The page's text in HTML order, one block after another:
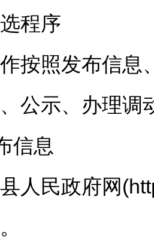
程序
照发布信息
公示、办理调
息
县人民政府网